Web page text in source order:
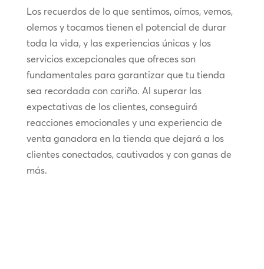
Los recuerdos de lo que sentimos, oímos, vemos,
olemos y tocamos tienen el potencial de durar
toda la vida, y las experiencias únicas y los
servicios excepcionales que ofreces son
fundamentales para garantizar que tu tienda
sea recordada con cariño. Al superar las
expectativas de los clientes, conseguirá
reacciones emocionales y una experiencia de
venta ganadora en la tienda que dejará a los
clientes conectados, cautivados y con ganas de
más.